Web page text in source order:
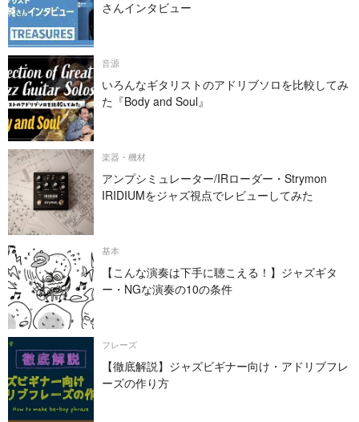
さんインタビュー
音源
いろんなギタリストのアドリブソロを比較してみ
た『Body and Soul』
楽器・機材
アンプシミュレーター/IRローダー・Strymon
IRIDIUMをジャズ視点でレビューしてみた
基本
【こんな演奏は下手に聴こえる！】ジャズギタ
ー・NGな演奏の10の条件
フレーズ
【徹底解説】ジャズビギナー向け・アドリブフレ
ーズの作り方